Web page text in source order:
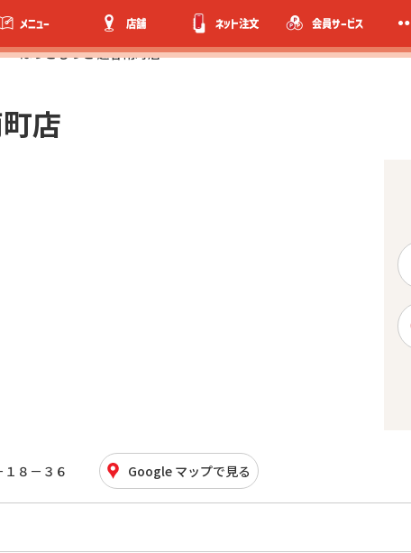
メニュー 店舗 ネット注文 会員サービス
ほっともっと 越谷南町店
店
８－３６ Google マップで見る